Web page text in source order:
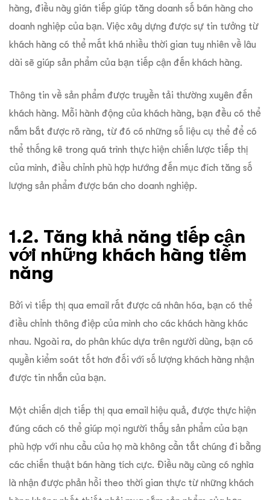
hàng, điều này gián tiếp giúp tăng doanh số bán hàng cho
doanh nghiệp của bạn. Việc xây dựng được sự tin tưởng từ
khách hàng có thể mất khá nhiều thời gian tuy nhiên về lâu
dài sẽ giúp sản phẩm của bạn tiếp cận đến khách hàng.
Thông tin về sản phẩm được truyền tải thường xuyên đến
khách hàng. Mỗi hành động của khách hàng, bạn đều có thể
nắm bắt được rõ ràng, từ đó có những số liệu cụ thể để có
thể thống kê trong quá trình thực hiện chiến lược tiếp thị
của mình, điều chỉnh phù hợp hướng đến mục đích tăng số
lượng sản phẩm được bán cho doanh nghiệp.
1.2. Tăng khả năng tiếp cận
với những khách hàng tiềm
năng
Bởi vì tiếp thị qua email rất được cá nhân hóa, bạn có thể
điều chỉnh thông điệp của mình cho các khách hàng khác
nhau. Ngoài ra, do phân khúc dựa trên người dùng, bạn có
quyền kiểm soát tốt hơn đối với số lượng khách hàng nhận
được tin nhắn của bạn.
Một chiến dịch tiếp thị qua email hiệu quả, được thực hiện
đúng cách có thể giúp mọi người thấy sản phẩm của bạn
phù hợp với nhu cầu của họ mà không cần tắt chúng đi bằng
các chiến thuật bán hàng tích cực. Điều nãy cùng có nghĩa
là nhận được phản hồi theo thời gian thực từ những khách